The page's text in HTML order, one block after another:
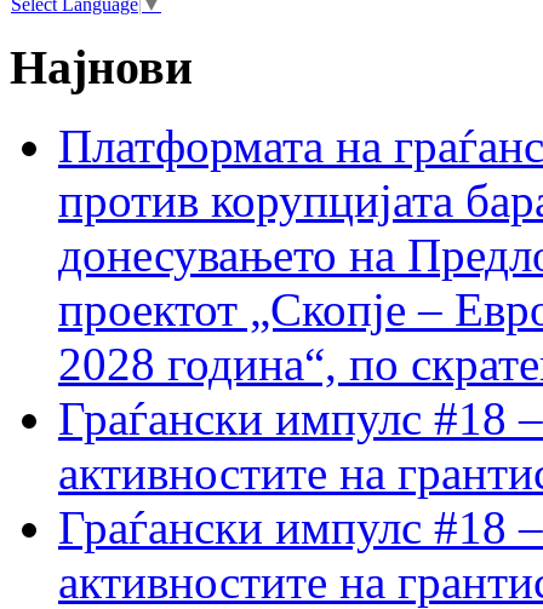
Select Language ▼
Најнови
Платформата на
против корупцијата
донесувањето на
проектот „Скопје –
2028 година“, по
Граѓански импулс #18
активностите на
Граѓански импулс #18
активностите на